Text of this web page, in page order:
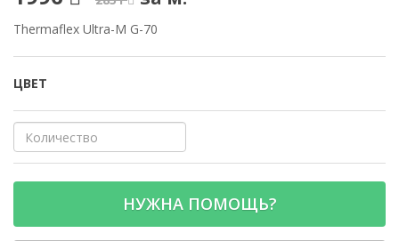
Thermaflex Ultra-M G-70
ЦВЕТ
НУЖНА ПОМОЩЬ?